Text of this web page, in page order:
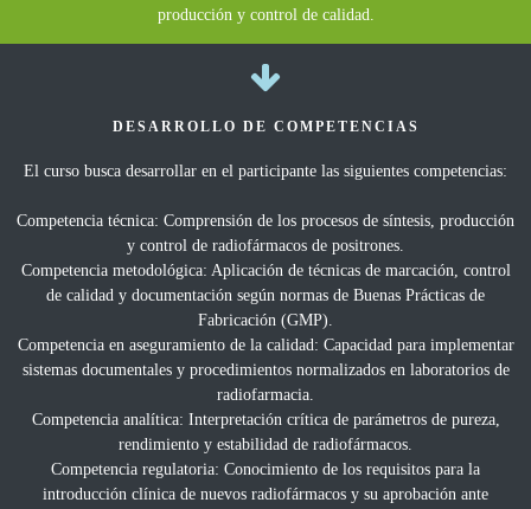
producción y control de calidad.
DESARROLLO DE COMPETENCIAS
El curso busca desarrollar en el participante las siguientes competencias:
Competencia técnica: Comprensión de los procesos de síntesis, producción
y control de radiofármacos de positrones.
Competencia metodológica: Aplicación de técnicas de marcación, control
de calidad y documentación según normas de Buenas Prácticas de
Fabricación (GMP).
Competencia en aseguramiento de la calidad: Capacidad para implementar
sistemas documentales y procedimientos normalizados en laboratorios de
radiofarmacia.
Competencia analítica: Interpretación crítica de parámetros de pureza,
rendimiento y estabilidad de radiofármacos.
Competencia regulatoria: Conocimiento de los requisitos para la
introducción clínica de nuevos radiofármacos y su aprobación ante